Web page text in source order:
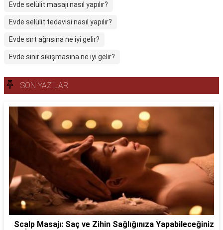
Evde selülit masajı nasıl yapılır?
Evde selülit tedavisi nasıl yapılır?
Evde sırt ağrısına ne iyi gelir?
Evde sinir sıkışmasına ne iyi gelir?
SON YAZILAR
Scalp Masajı: Saç ve Zihin Sağlığınıza Yapabileceğiniz